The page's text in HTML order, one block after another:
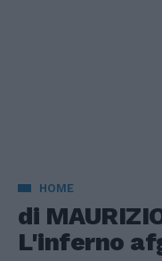
HOME
di
L'inferno